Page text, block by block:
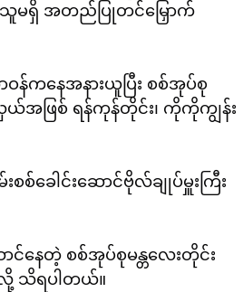
သူမရှိ အတည်ပြုတင်မြှောက်
ဝန်ကနေအနားယူပြီး စစ်အုပ်စု
ယ်အဖြစ် ရန်ကုန်တိုင်း၊ ကိုကိုကျွန်း
ခေါင်းဆောင်ဗိုလ်ချုပ်မှူးကြီး
င်နေတဲ့ စစ်အုပ်စုမန္တလေးတိုင်း
လို့ သိရပါတယ်။